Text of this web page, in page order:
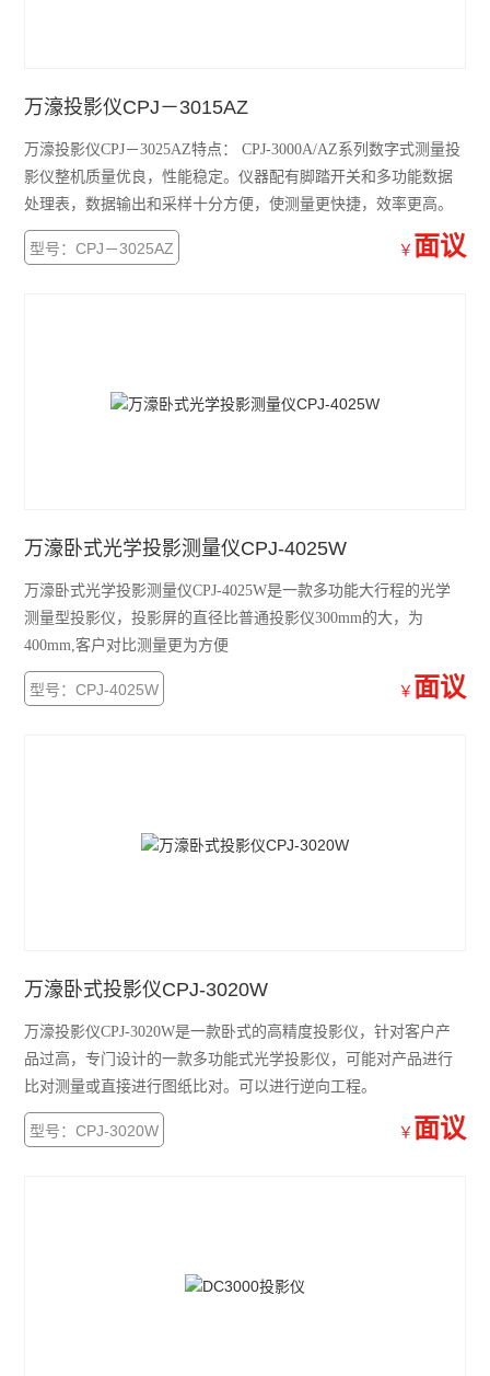
万濠投影仪CPJ－3015AZ
万濠投影仪CPJ－3025AZ特点： CPJ-3000A/AZ系列数字式测量投
影仪整机质量优良，性能稳定。仪器配有脚踏开关和多功能数据
处理表，数据输出和采样十分方便，使测量更快捷，效率更高。
型号：CPJ－3025AZ ￥ 面议
万濠卧式光学投影测量仪CPJ-4025W
万濠卧式光学投影测量仪CPJ-4025W是一款多功能大行程的光学
测量型投影仪，投影屏的直径比普通投影仪300mm的大，为
400mm,客户对比测量更为方便
型号：CPJ-4025W ￥ 面议
万濠卧式投影仪CPJ-3020W
万濠投影仪CPJ-3020W是一款卧式的高精度投影仪，针对客户产
品过高，专门设计的一款多功能式光学投影仪，可能对产品进行
比对测量或直接进行图纸比对。可以进行逆向工程。
型号：CPJ-3020W ￥ 面议